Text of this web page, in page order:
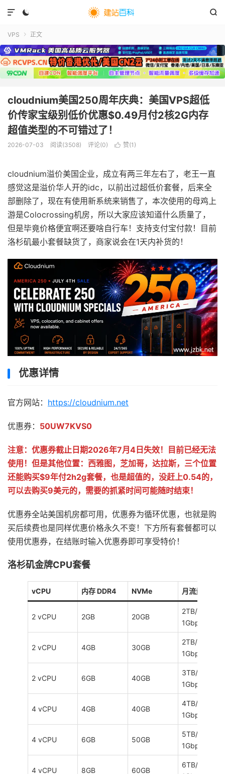
 

VPS  正文
cloudnium美国250周年庆典：美国VPS超低
价传家宝级别低价优惠$0.49月付2核2G内存
超值类型的不可错过了！
2026-07-03 阅读(3508) 评论(0)  赞(1 )
cloudnium溢价美国企业，成立有两三年左右了，老王一直
感觉这是溢价华人开的idc，以前出过超低价套餐，后来全
部删除了，现在有使用新系统来销售了，本次使用的母鸡上
游是Colocrossing机房，所以大家应该知道什么质量了，
但是毕竟价格便宜啊还要啥自行车！支持支付宝付款！目前
洛杉矶最小套餐缺货了，商家说会在1天内补货的！
优惠详情
官方网站： https://cloudnium.net
优惠券： 50UW7KVS0
注意：优惠券截止日期2026年7月4日失效！目前已经无法
使用！但是其他位置：西雅图，芝加哥，达拉斯，三个位置
还能购买$9年付2h2g套餐，也是超值的，没赶上0.54的，
可以去购买9美元的，需要的抓紧时间可能随时结束！
优惠券全站美国机房都可用，优惠券为循环优惠，也就是购
买后续费也是同样优惠价格永久不变！下方所有套餐都可以
使用优惠券，在结账时输入优惠券即可享受特价！
洛杉矶金牌CPU套餐
vCPU 内存 DDR4 NVMe 月流量/带宽
2 vCPU 2GB 20GB
2TB/月，
1Gbps
2 vCPU 4GB 30GB
2TB/月，
1Gbps
2 vCPU 6GB 40GB
3TB/月，
1Gbps
4 vCPU 4GB 40GB
4TB/月，
1Gbps
4 vCPU 6GB 50GB
5TB/月，
1Gbps
4 vCPU 8GB 60GB
6TB/月，